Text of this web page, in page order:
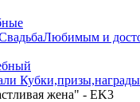
Любимым и
Кубки,призы,награды
жена" - EK3